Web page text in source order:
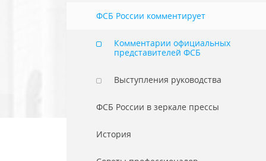
ФСБ России комментирует
Комментарии официальных
представителей ФСБ
Выступления руководства
ФСБ России в зеркале прессы
История